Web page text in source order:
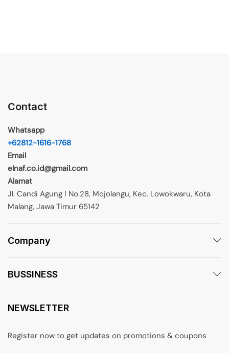
Contact
Whatsapp
+62812-1616-1768
Email
elnaf.co.id@gmail.com
Alamat
Jl. Candi Agung I No.28, Mojolangu, Kec. Lowokwaru, Kota
Malang, Jawa Timur 65142
Company
BUSSINESS
NEWSLETTER
Register now to get updates on promotions & coupons